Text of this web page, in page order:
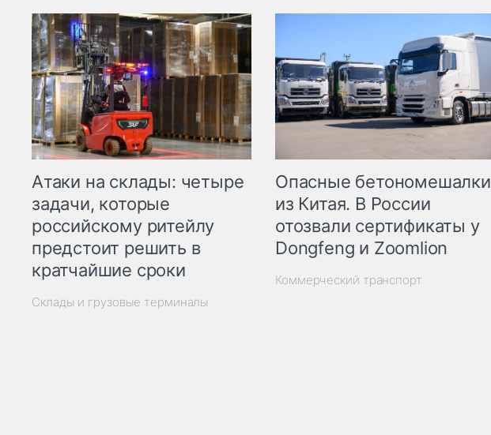
Атаки на склады: четыре
задачи, которые
российскому ритейлу
предстоит решить в
кратчайшие сроки
Склады и грузовые терминалы
Опасные бетономешалки
из Китая. В России
отозвали сертификаты у
Dongfeng и Zoomlion
Коммерческий транспорт